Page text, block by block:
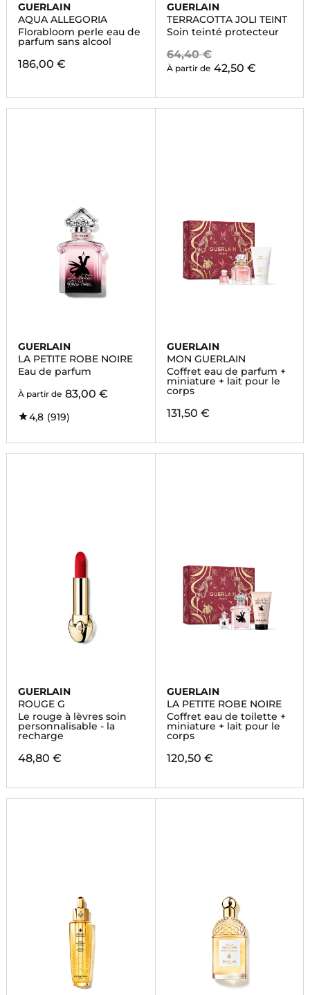
GUERLAIN
AQUA ALLEGORIA
Florabloom perle eau de
parfum sans alcool
186,00 €
GUERLAIN
TERRACOTTA JOLI TEINT
Soin teinté protecteur
64,40 €
À partir de 42,50 €
GUERLAIN
LA PETITE ROBE NOIRE
Eau de parfum
À partir de 83,00 €
4,8 (919)
GUERLAIN
MON GUERLAIN
Coffret eau de parfum +
miniature + lait pour le
corps
131,50 €
GUERLAIN
ROUGE G
Le rouge à lèvres soin
personnalisable - la
recharge
48,80 €
GUERLAIN
LA PETITE ROBE NOIRE
Coffret eau de toilette +
miniature + lait pour le
corps
120,50 €